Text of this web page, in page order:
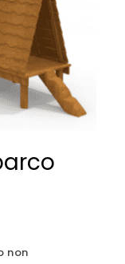
non